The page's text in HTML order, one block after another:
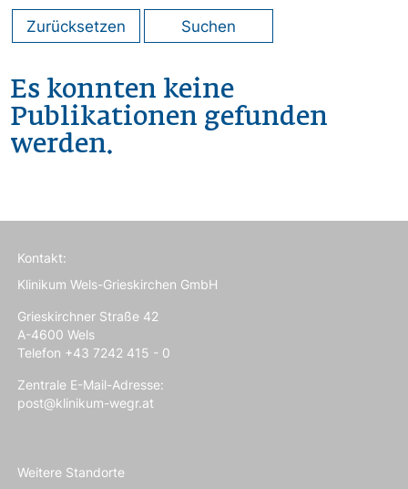
Zurücksetzen Suchen
Es konnten keine
Publikationen gefunden
werden.
Kontakt:
Klinikum Wels-Grieskirchen GmbH
Grieskirchner Straße 42
A-4600 Wels
Telefon +43 7242 415 - 0
Zentrale E-Mail-Adresse:
post@klinikum-wegr.at
Weitere Standorte